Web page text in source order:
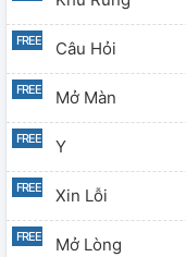
Câu Hỏi
Mở Màn
Y
Xin Lỗi
Mở Lòng